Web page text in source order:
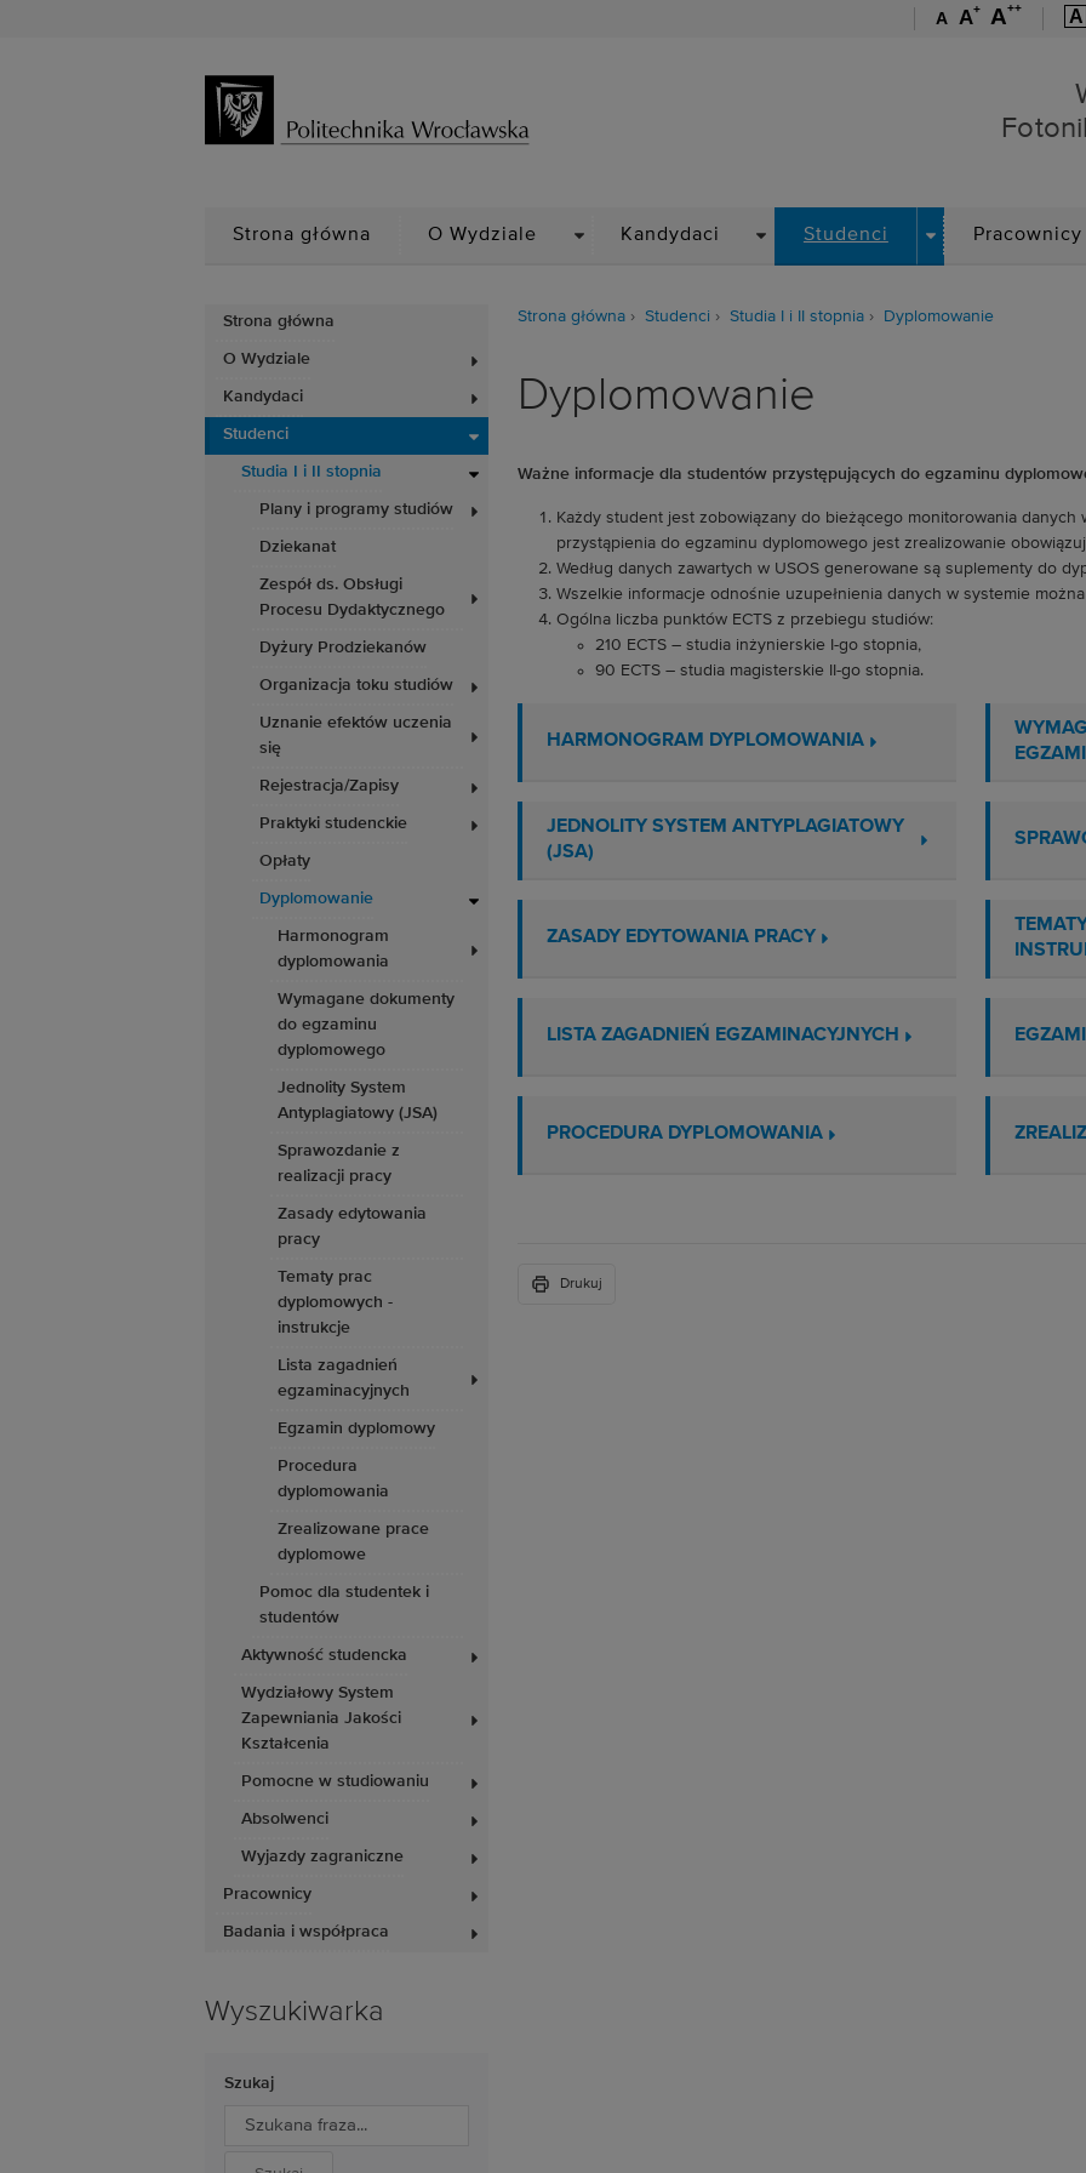
A A+ A++ A
Wydział Elektroniki,
Strona główna O Wydziale Kandydaci Studenci
DROPDOWN
Pracownicy
Strona główna
O Wydziale
Kandydaci
Studenci
Studia I i II stopnia
Plany i programy studiów
Dziekanat
Zespół ds. Obsługi
Procesu Dydaktycznego
Dyżury Prodziekanów
Organizacja toku studiów
Uznanie efektów uczenia
się
Rejestracja/Zapisy
Praktyki studenckie
Opłaty
Dyplomowanie
Harmonogram
dyplomowania
Wymagane dokumenty
do egzaminu
dyplomowego
Jednolity System
Antyplagiatowy (JSA)
Sprawozdanie z
realizacji pracy
Zasady edytowania
pracy
Tematy prac
dyplomowych -
instrukcje
Lista zagadnień
egzaminacyjnych
Egzamin dyplomowy
Procedura
dyplomowania
Zrealizowane prace
dyplomowe
Pomoc dla studentek i
studentów
Aktywność studencka
Wydziałowy System
Zapewniania Jakości
Kształcenia
Pomocne w studiowaniu
Absolwenci
Wyjazdy zagraniczne
Pracownicy
Badania i współpraca
Wyszukiwarka
Szukaj
Strona główna Studenci Studia I i II stopnia Dyplomowanie
Dyplomowanie
Ważne informacje dla studentów przystępujących do egzaminu
Każdy student jest zobowiązany do bieżącego monitorowania
przystąpienia do egzaminu dyplomowego jest zrealizowanie
Według danych zawartych w USOS generowane są suplementy do
Wszelkie informacje odnośnie uzupełnienia danych w systemie
Ogólna liczba punktów ECTS z przebiegu studiów:
210 ECTS – studia inżynierskie I-go stopnia,
90 ECTS – studia magisterskie II-go stopnia.
HARMONOGRAM DYPLOMOWANIA
JEDNOLITY SYSTEM ANTYPLAGIATOWY
(JSA)
ZASADY EDYTOWANIA PRACY
LISTA ZAGADNIEŃ EGZAMINACYJNYCH
PROCEDURA DYPLOMOWANIA
Drukuj